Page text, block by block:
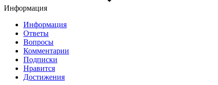
Информация
Информация
Ответы
Вопросы
Комментарии
Подписки
Нравится
Достижения